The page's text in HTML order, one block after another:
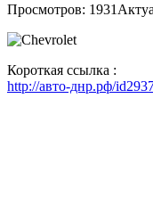
Просмотров: 1931
Короткая ссылка :
http://авто-днр.рф/